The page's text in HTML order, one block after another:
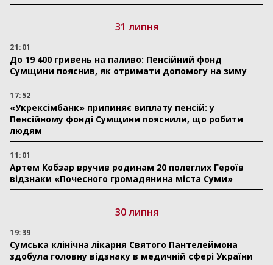
31 липня
21:01
До 19 400 гривень на паливо: Пенсійний фонд
Сумщини пояснив, як отримати допомогу на зиму
17:52
«Укрексімбанк» припиняє виплату пенсій: у
Пенсійному фонді Сумщини пояснили, що робити
людям
11:01
Артем Кобзар вручив родинам 20 полеглих Героїв
відзнаки «Почесного громадянина міста Суми»
30 липня
19:39
Сумська клінічна лікарня Святого Пантелеймона
здобула головну відзнаку в медичній сфері України